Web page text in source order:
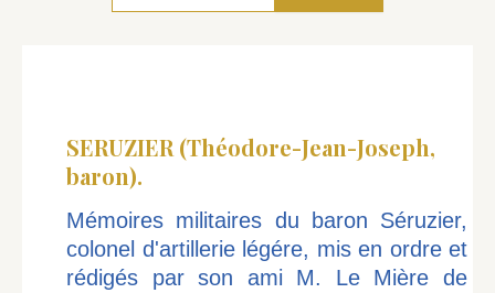
SERUZIER (Théodore-Jean-Joseph,
baron).
Mémoires militaires du baron Séruzier,
colonel d'artillerie légére, mis en ordre et
rédigés par son ami M. Le Mière de